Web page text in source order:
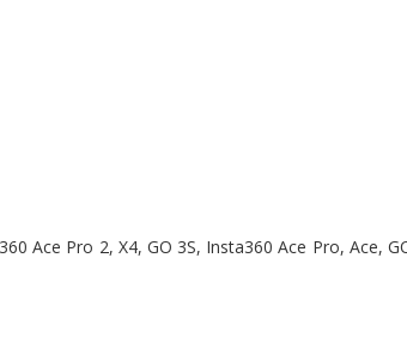
Ace Pro 2, X4, GO 3S, Insta360 Ace Pro, Ace,